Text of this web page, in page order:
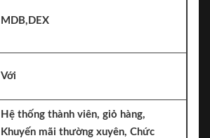
MDB,DEX
Với
Hệ thống thành viên, giỏ hàng,
Khuyến mãi thường xuyên, Chức